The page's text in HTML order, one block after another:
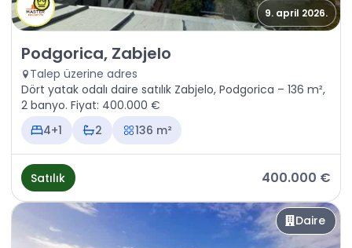
9. april 2026.
Satılık - Daire Podgorica, Zabjelo
Podgorica, Zabjelo
Talep üzerine adres
Dört yatak odalı daire satılık Zabjelo, Podgorica – 136 m²,
2 banyo. Fiyat: 400.000 €
4+1
2 136 m²
Satılık 400.000 €
Daire